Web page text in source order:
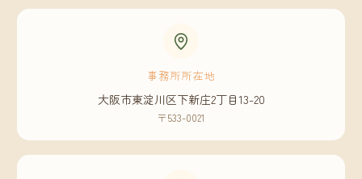
事務所所在地
大阪市東淀川区下新庄2丁目13-20
〒533-0021